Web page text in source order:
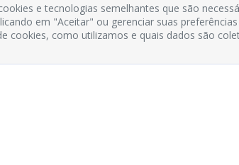
e tecnologias semelhantes que são
em "Aceitar" ou gerenciar suas
cookies, como utilizamos e quais dados são